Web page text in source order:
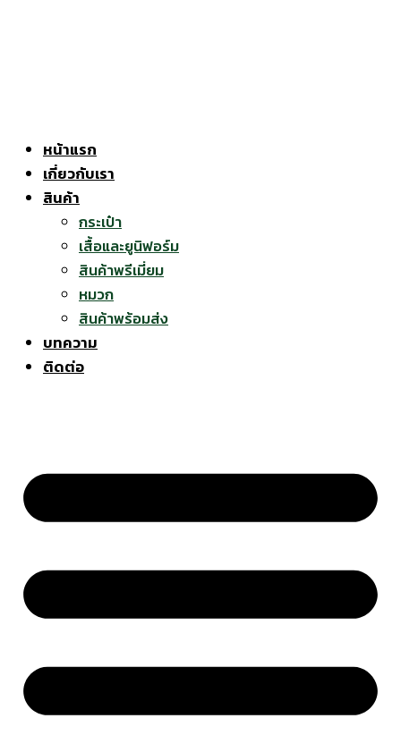
หน้าแรก
เกี่ยวกับเรา
สินค้า
กระเป๋า
เสื้อและยูนิฟอร์ม
สินค้าพรีเมี่ยม
หมวก
สินค้าพร้อมส่ง
บทความ
ติดต่อ